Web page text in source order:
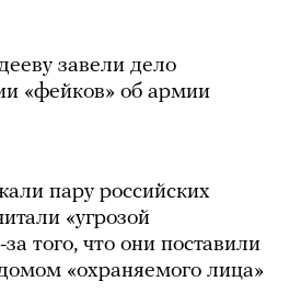
завели дело
«фейков» об армии
пару российских
«угрозой
того, что они поставили
«охраняемого лица»